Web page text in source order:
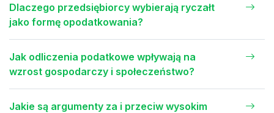
Dlaczego przedsiębiorcy wybierają ryczałt
jako formę opodatkowania?
Jak odliczenia podatkowe wpływają na
wzrost gospodarczy i społeczeństwo?
Jakie są argumenty za i przeciw wysokim